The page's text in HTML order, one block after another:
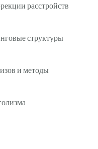
расстройств
структуры
и методы